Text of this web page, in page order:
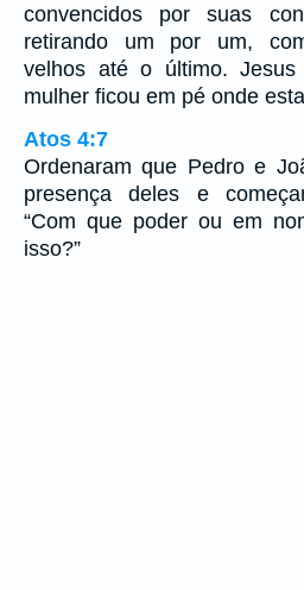
convencidos por suas
retirando um por um,
velhos até o último.
mulher ficou em pé onde
Atos 4:7
Ordenaram que Pedro e
presença deles e
“Com que poder ou em
isso?”